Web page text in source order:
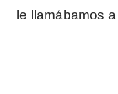
le llamábamos